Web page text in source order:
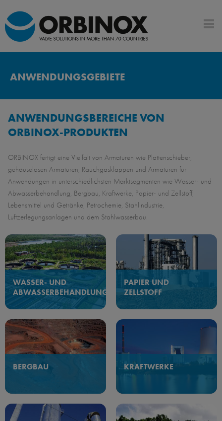
ANWENDUNGSGEBIETE
ANWENDUNGSBEREICHE VON
ORBINOX-PRODUKTEN
ORBINOX fertigt eine Vielfalt von Armaturen wie Plattenschieber,
gehäuselosen Armaturen, Rauchgasklappen und Armaturen für
Anwendungen in unterschiedlichsten Marktsegmenten wie Wasser- und
Abwasserbehandlung, Bergbau, Kraftwerke, Papier- und Zellstoff,
Lebensmittel und Getränke, Petrochemie, Stahlindustrie,
Luftzerlegungsanlagen und dem Stahlwasserbau.
WASSER- UND
ABWASSERBEHANDLUNG
PAPIER UND
ZELLSTOFF
BERGBAU KRAFTWERKE